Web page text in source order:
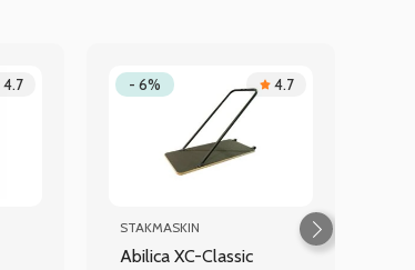
4.7 - 6% 4.7
STAKMASKIN
Abilica XC-Classic